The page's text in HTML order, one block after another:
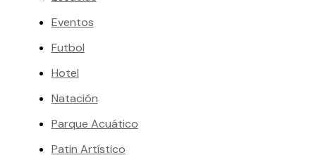
Eventos
Futbol
Hotel
Natación
Parque Acuático
Patin Artístico